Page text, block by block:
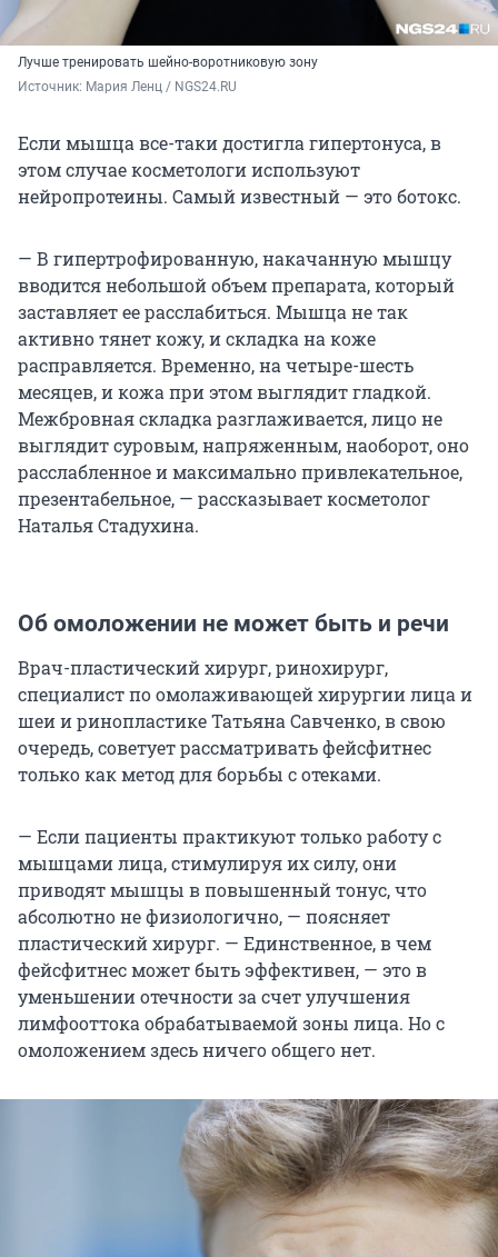
Лучше тренировать шейно-воротниковую зону
Источник: Мария Ленц / NGS24.RU
Если мышца все-таки достигла гипертонуса, в
этом случае косметологи используют
нейропротеины. Самый известный — это ботокс.
— В гипертрофированную, накачанную мышцу
вводится небольшой объем препарата, который
заставляет ее расслабиться. Мышца не так
активно тянет кожу, и складка на коже
расправляется. Временно, на четыре-шесть
месяцев, и кожа при этом выглядит гладкой.
Межбровная складка разглаживается, лицо не
выглядит суровым, напряженным, наоборот, оно
расслабленное и максимально привлекательное,
презентабельное, — рассказывает косметолог
Наталья Стадухина.
Об омоложении не может быть и речи
Врач-пластический хирург, ринохирург,
специалист по омолаживающей хирургии лица и
шеи и ринопластике Татьяна Савченко, в свою
очередь, советует рассматривать фейсфитнес
только как метод для борьбы с отеками.
— Если пациенты практикуют только работу с
мышцами лица, стимулируя их силу, они
приводят мышцы в повышенный тонус, что
абсолютно не физиологично, — поясняет
пластический хирург. — Единственное, в чем
фейсфитнес может быть эффективен, — это в
уменьшении отечности за счет улучшения
лимфооттока обрабатываемой зоны лица. Но с
омоложением здесь ничего общего нет.